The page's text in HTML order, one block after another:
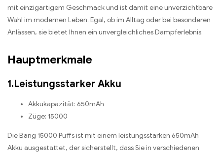
mit einzigartigem Geschmack und ist damit eine unverzichtbare
Wahl im modernen Leben. Egal, ob im Alltag oder bei besonderen
Anlässen, sie bietet Ihnen ein unvergleichliches Dampferlebnis.
Hauptmerkmale
1.Leistungsstarker Akku
Akkukapazität: 650mAh
Züge: 15000
Die Bang 15000 Puffs ist mit einem leistungsstarken 650mAh
Akku ausgestattet, der sicherstellt, dass Sie in verschiedenen